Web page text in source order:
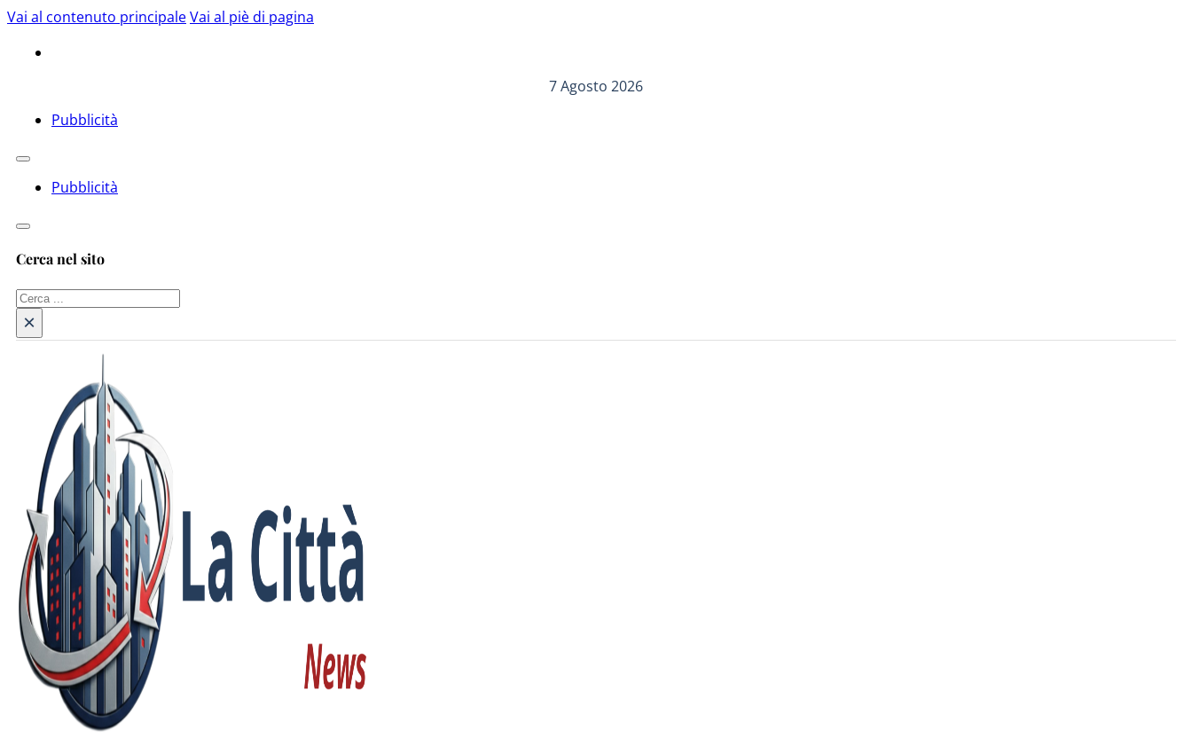
Vai al contenuto principaleVai al piè di pagina
7 Agosto 2026
Pubblicità
Pubblicità
Cerca nel sito
Cerca
×